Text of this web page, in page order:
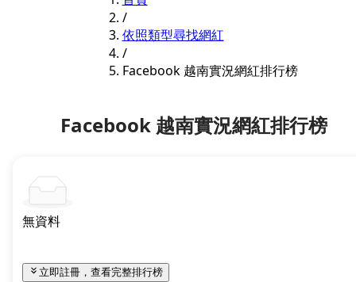
/
依照類型尋找網紅
/
Facebook 越南實況網紅排行榜
Facebook 越南實況網紅排行榜
無資料
立即註冊，查看完整排行榜